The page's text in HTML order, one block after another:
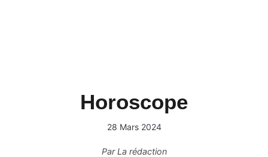
Horoscope
28 Mars 2024
ParLa rédaction